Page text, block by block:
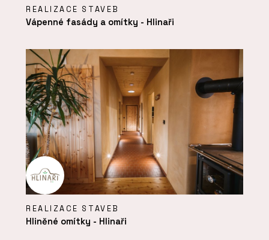
REALIZACE STAVEB
Vápenné fasády a omítky - Hlinaři
REALIZACE STAVEB
Hliněné omítky - Hlinaři